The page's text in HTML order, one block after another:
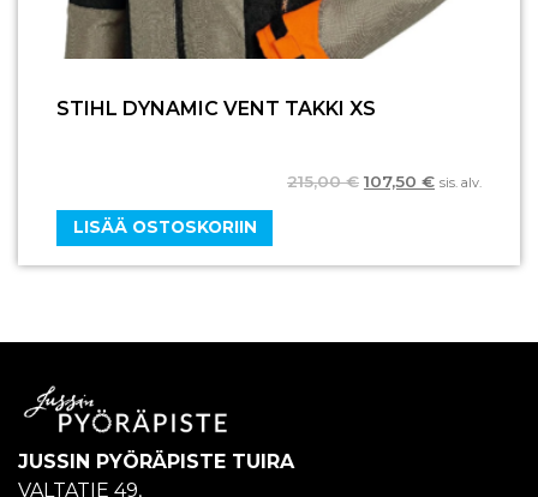
STIHL DYNAMIC VENT TAKKI XS
215,00€ 107,50 € sis. alv.
LISÄÄ OSTOSKORIIN
JUSSIN PYÖRÄPISTE TUIRA
VALTATIE 49,